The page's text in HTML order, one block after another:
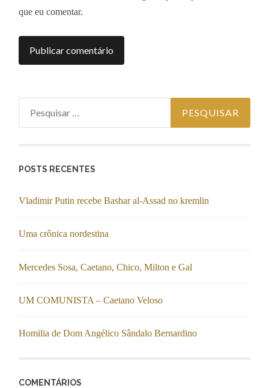
que eu comentar.
POSTS RECENTES
Vladimir Putin recebe Bashar al-Assad no kremlin
Uma crônica nordestina
Mercedes Sosa, Caetano, Chico, Milton e Gal
UM COMUNISTA – Caetano Veloso
Homilia de Dom Angélico Sândalo Bernardino
COMENTÁRIOS